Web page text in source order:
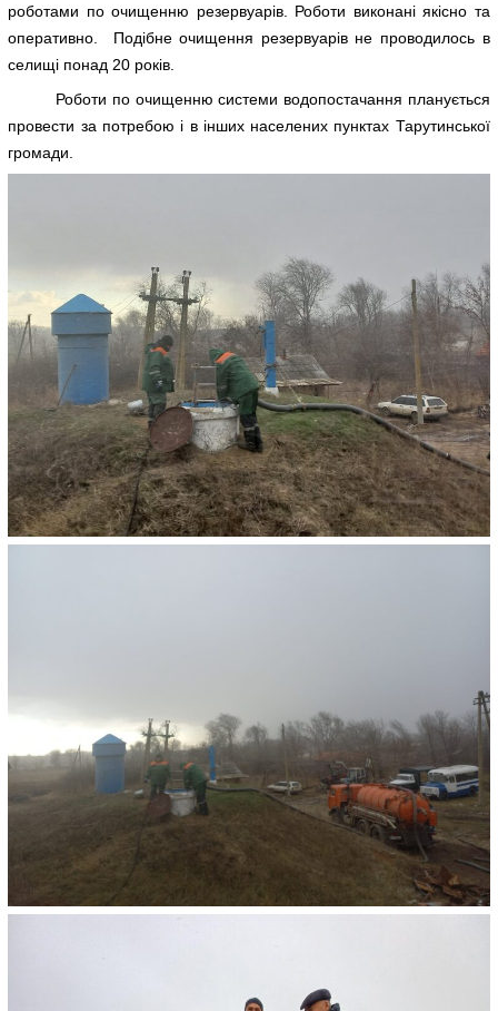
роботами по очищенню резервуарів. Роботи виконані якісно та
оперативно. Подібне очищення резервуарів не проводилось в
селищі понад 20 років.
Роботи по очищенню системи водопостачання планується
провести за потребою і в інших населених пунктах Тарутинської
громади.